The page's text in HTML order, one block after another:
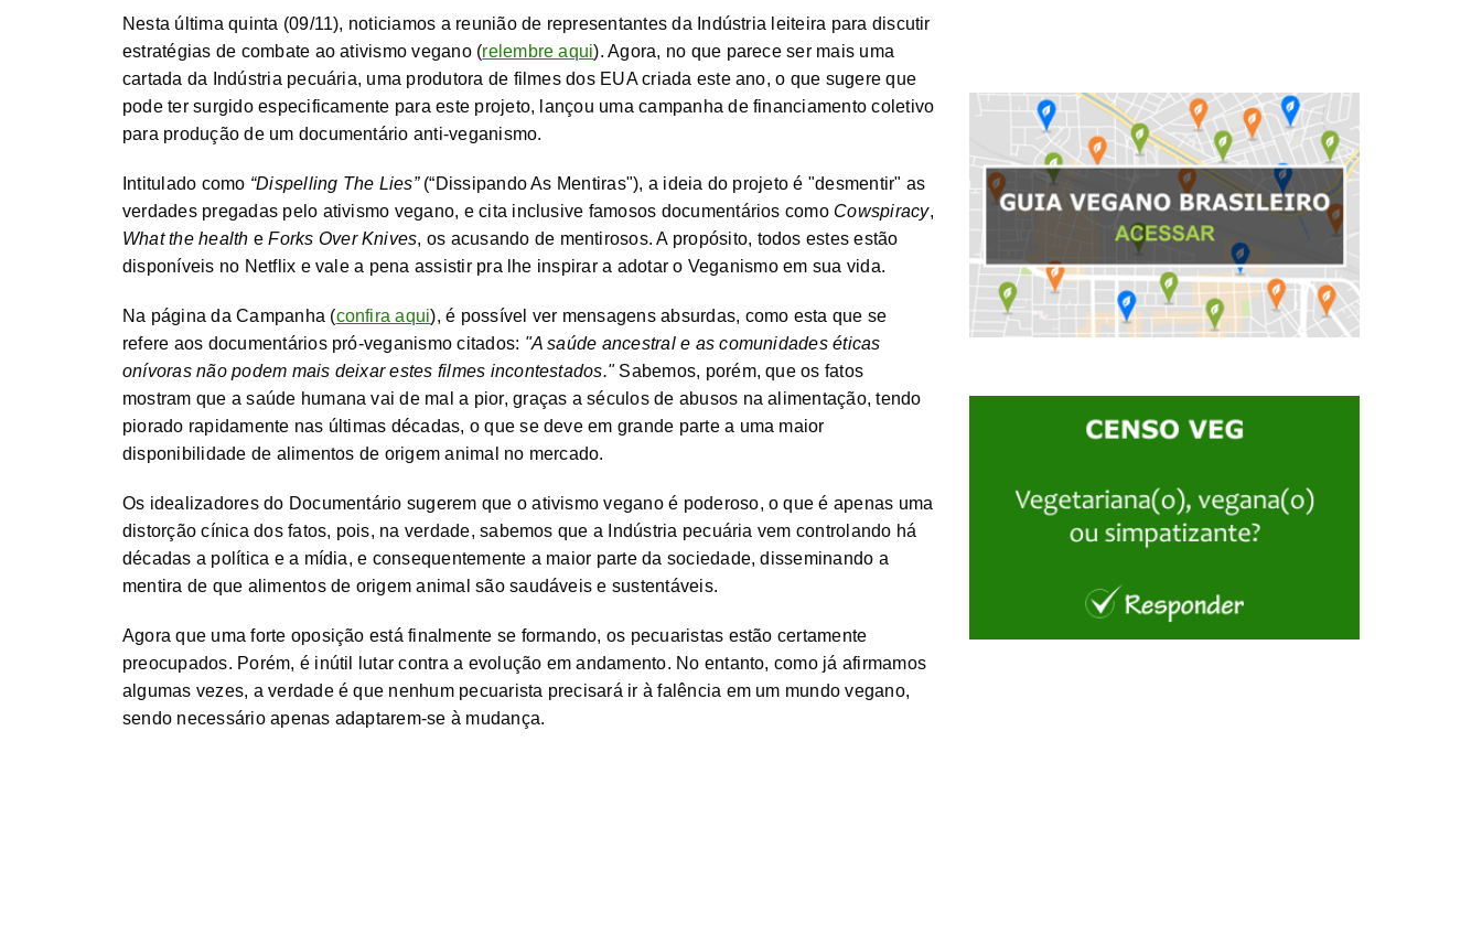
Nesta última quinta (09/11), noticiamos a reunião de representantes da Indústria leiteira para discutir
estratégias de combate ao ativismo vegano (relembre aqui). Agora, no que parece ser mais uma
cartada da Indústria pecuária, uma produtora de filmes dos EUA criada este ano, o que sugere que
pode ter surgido especificamente para este projeto, lançou uma campanha de financiamento coletivo
para produção de um documentário anti-veganismo.
Intitulado como “Dispelling The Lies”(“Dissipando As Mentiras"), a ideia do projeto é "desmentir" as
verdades pregadas pelo ativismo vegano, e cita inclusive famosos documentários como Cowspiracy,
What the health eForks Over Knives, os acusando de mentirosos. A propósito, todos estes estão
disponíveis no Netflix e vale a pena assistir pra lhe inspirar a adotar o Veganismo em sua vida.
Na página da Campanha (confira aqui), é possível ver mensagens absurdas, como esta que se
refere aos documentários pró-veganismo citados: "A saúde ancestral e as comunidades éticas
onívoras não podem mais deixar estes filmes incontestados."Sabemos, porém, que os fatos
mostram que a saúde humana vai de mal a pior, graças a séculos de abusos na alimentação, tendo
piorado rapidamente nas últimas décadas, o que se deve em grande parte a uma maior
disponibilidade de alimentos de origem animal no mercado.
Os idealizadores do Documentário sugerem que o ativismo vegano é poderoso, o que é apenas uma
distorção cínica dos fatos, pois, na verdade, sabemos que a Indústria pecuária vem controlando há
décadas a política e a mídia, e consequentemente a maior parte da sociedade, disseminando a
mentira de que alimentos de origem animal são saudáveis e sustentáveis.
Agora que uma forte oposição está finalmente se formando, os pecuaristas estão certamente
preocupados. Porém, é inútil lutar contra a evolução em andamento. No entanto, como já afirmamos
algumas vezes, a verdade é que nenhum pecuarista precisará ir à falência em um mundo vegano,
sendo necessário apenas adaptarem-se à mudança.